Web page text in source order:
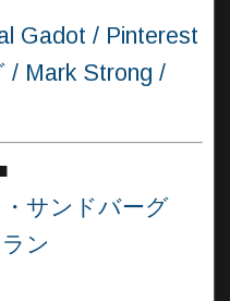
Gadot / Pinterest
/ Mark Strong /
サンドバーグ
ン